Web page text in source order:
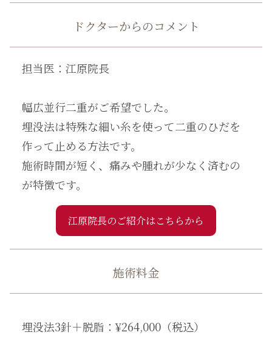
ドクターからのコメント
担当医：江原院長
幅広並行二重がご希望でした。
埋没法は特殊な細い糸を使って二重のひだを
作って止める方法です。
施術時間が短く、痛みや腫れが少なく済むの
が特徴です。
江原院長のご紹介はこちらから
施術料金
埋没法3針＋脱脂：¥264,000（税込）